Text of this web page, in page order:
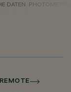
DATEN